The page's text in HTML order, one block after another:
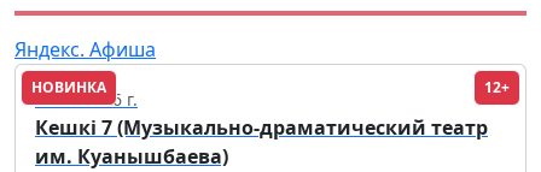
Яндекс. Афиша
НОВИНКА 12+
23.09.2026 г.
Кешкі 7 (Музыкально-драматический театр
им. Куанышбаева)